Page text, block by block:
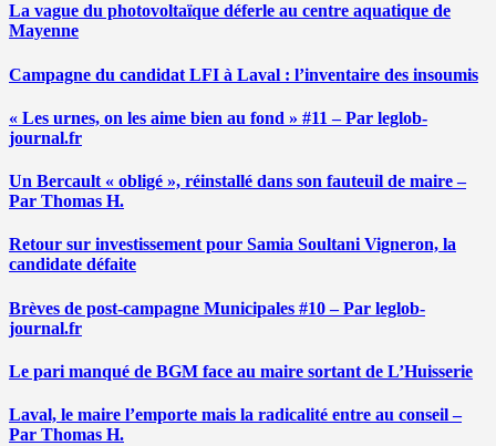
La vague du photovoltaïque déferle au centre aquatique de
Mayenne
Campagne du candidat LFI à Laval : l’inventaire des insoumis
« Les urnes, on les aime bien au fond » #11 – Par leglob-
journal.fr
Un Bercault « obligé », réinstallé dans son fauteuil de maire –
Par Thomas H.
Retour sur investissement pour Samia Soultani Vigneron, la
candidate défaite
Brèves de post-campagne Municipales #10 – Par leglob-
journal.fr
Le pari manqué de BGM face au maire sortant de L’Huisserie
Laval, le maire l’emporte mais la radicalité entre au conseil –
Par Thomas H.